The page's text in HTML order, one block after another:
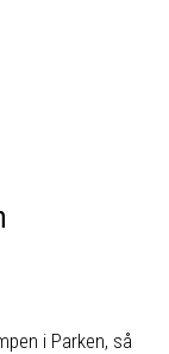
i Parken, så